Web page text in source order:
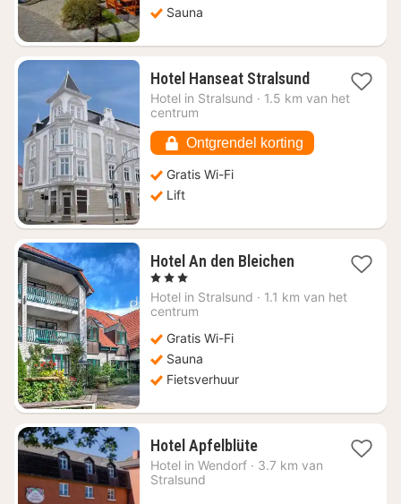
Sauna
Hotel Hanseat Stralsund1
nacht
141,31
Hotel in Stralsund · 1.5 km van het
centrum
Ontgrendel korting
Gratis Wi-Fi
Lift
Hotel An den Bleichen1
vanaf
, 3 Sterren
Hotel in Stralsund · 1.1 km van het
centrum
Gratis Wi-Fi
Sauna
Fietsverhuur
Hotel Apfelblüte1
nacht
Hotel in Wendorf · 3.7 km van
Stralsund